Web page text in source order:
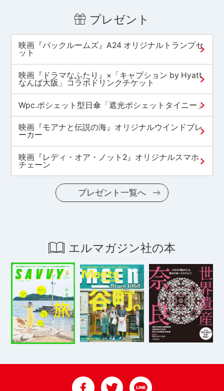
プレゼント
映画『バックルームズ』A24 オリジナルトランプセ
ット
映画『ドラマなふたり』×「キャプション by Hyatt
なんば大阪」コラボドリンクチケット
Wpc.ポシェット型日傘「遮光ポシェットタイニー」
映画『モアナと伝説の海』オリジナルウインドブレ
ーカー
映画『レディ・オア・ノット2』オリジナルスマホ
チェーン
プレゼント一覧へ
エルマガジン社の本